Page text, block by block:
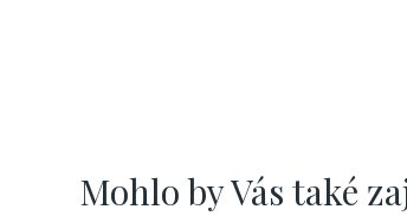
Mohlo by Vás také